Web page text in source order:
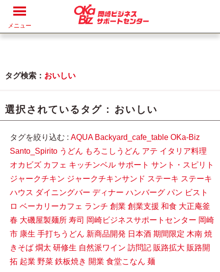
メニュー
タグ検索： おいしい
選択されているタグ : おいしい
タグを絞り込む : AQUA Backyard_cafe_table OKa-Biz
Santo_Spirito うどん もろこしうどん アテ イタリア料理
オカビズ カフェ キッチンベル サポート サント・スピリト
ジャークチキン ジャークチキンサンド ステーキ ステーキ
ハウス ダイニングバー ディナー ハンバーグ パン ビスト
ロ ベーカリーカフェ ランチ 創業 創業支援 和食 大正庵釜
春 大磯屋製麺所 寿司 岡崎ビジネスサポートセンター 岡崎
市 康生 手打ちうどん 新商品開発 日本酒 期間限定 木南 焼
きそば 燗太 研修生 自然派ワイン 訪問記 販路拡大 販路開
拓 起業 野菜 鉄板焼き 開業 食堂こなん 麺